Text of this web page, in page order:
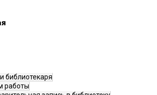
библиотекаря
работы